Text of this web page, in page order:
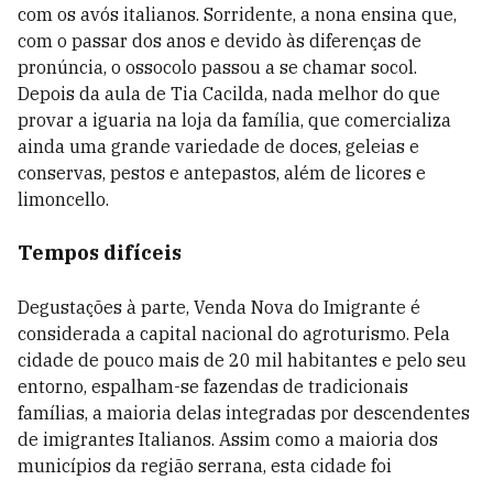
com os avós italianos. Sorridente, a nona ensina que,
com o passar dos anos e devido às diferenças de
pronúncia, o ossocolo passou a se chamar socol.
Depois da aula de Tia Cacilda, nada melhor do que
provar a iguaria na loja da família, que comercializa
ainda uma grande variedade de doces, geleias e
conservas, pestos e antepastos, além de licores e
limoncello.
Tempos difíceis
Degustações à parte, Venda Nova do Imigrante é
considerada a capital nacional do agroturismo. Pela
cidade de pouco mais de 20 mil habitantes e pelo seu
entorno, espalham-se fazendas de tradicionais
famílias, a maioria delas integradas por descendentes
de imigrantes Italianos. Assim como a maioria dos
municípios da região serrana, esta cidade foi